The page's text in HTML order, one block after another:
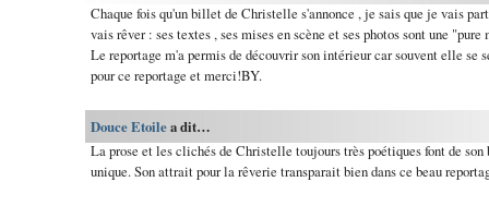
Chaque fois qu'un billet de Christelle s'annonce , je sais que je vais
vais rêver : ses textes , ses mises en scène et ses photos sont une
Le reportage m'a permis de découvrir son intérieur car souvent elle se
pour ce reportage et merci!BY.
Douce Etoilea dit…
La prose et les clichés de Christelle toujours très poétiques font de son
unique. Son attrait pour la rêverie transparait bien dans ce beau